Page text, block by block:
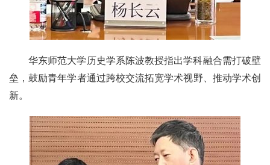
华东师范大学历史学系陈波教授指出学科融合需打破壁
垒，鼓励青年学者通过跨校交流拓宽学术视野、推动学术创
新。